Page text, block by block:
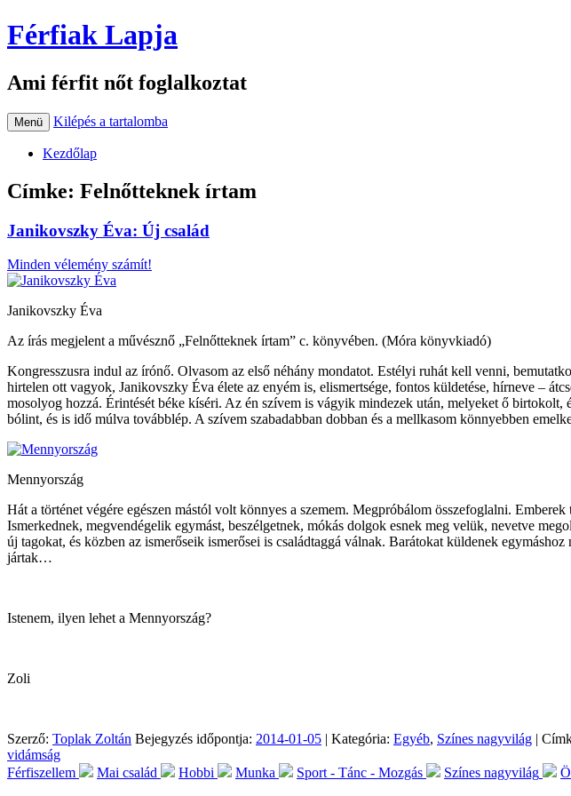
Férfiak Lapja
Ami férfit nőt foglalkoztat
Menü Kilépés a tartalomba
Kezdőlap
Címke: Felnőtteknek írtam
Janikovszky Éva: Új család
Minden vélemény számít!
Janikovszky Éva
Az írás megjelent a művésznő „Felnőtteknek írtam” c. könyvében. (Móra könyvkiadó)
Kongresszusra indul az írónő. Olvasom az első néhány mondatot. Estélyi ruhát kell venni,
hirtelen ott vagyok, Janikovszky Éva élete az enyém is, elismertsége, fontos küldetése, hírneve –
mosolyog hozzá. Érintését béke kíséri. Az én szívem is vágyik mindezek után, melyeket ő
bólint, és is idő múlva továbblép. A szívem szabadabban dobban és a mellkasom könnyebben
Mennyország
Hát a történet végére egészen mástól volt könnyes a szemem. Megpróbálom összefoglalni.
Ismerkednek, megvendégelik egymást, beszélgetnek, mókás dolgok esnek meg velük, nevetve
új tagokat, és közben az ismerőseik ismerősei is családtaggá válnak. Barátokat küldenek
jártak…
Istenem, ilyen lehet a Mennyország?
Zoli
Szerző: Toplak Zoltán Bejegyzés időpontja: 2014-01-05 | Kategória: Egyéb, Színes nagyvilág |
vidámság
Férfiszellem
Mai család Hobbi Munka Sport - Tánc - Mozgás Színes nagyvilág